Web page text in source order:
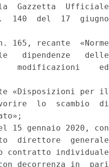
Gazzetta  Ufficiale
140  del  17  giugno
165, recante  «Norme
dipendenze   delle
modificazioni    ed
«Disposizioni per il
lo  scambio  di
15 gennaio 2020, con
direttore  generale
contratto individuale
decorrenza in  pari